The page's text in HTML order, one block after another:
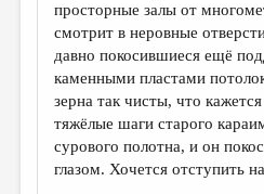
просторные залы от
смотрит в неровные
давно покосившиеся ещё
каменными пластами
зерна так чисты, что
тяжёлые шаги старого
сурового полотна, и он
глазом. Хочется отступить